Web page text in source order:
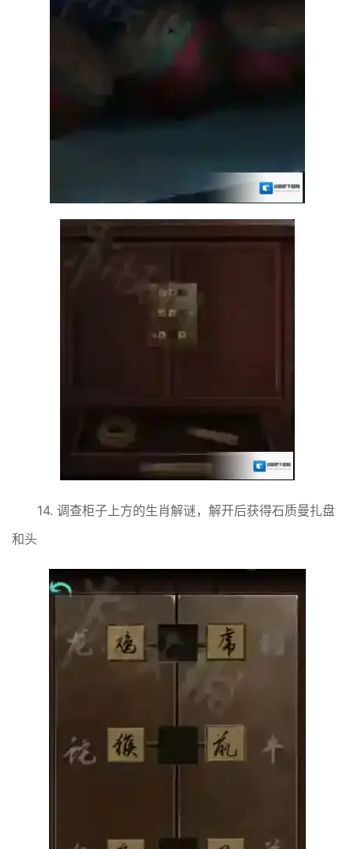
14. 调查柜子上方的生肖解谜，解开后获得石质曼扎盘
和头